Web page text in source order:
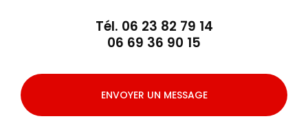
Tél. 06 23 82 79 14
06 69 36 90 15
ENVOYER UN MESSAGE